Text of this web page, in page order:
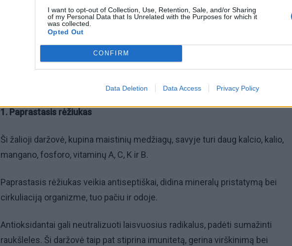
I want to opt-out of Collection, Use, Retention, Sale, and/or Sharing
of my Personal Data that Is Unrelated with the Purposes for which it
was collected.
Opted Out
CONFIRM
Data Deletion Data Access Privacy Policy
Negrįžo iš Jūros šventės: artimieji laukė dvi savaites
Pelių ir žiurkių baubas: kas graužikus gąsdina labiau nei
nuodai
1. Paprastasis rėžiukas
Ši žalioji daržovė, kupina maistinių medžiagų, savyje turi daug kalcio, kalio,
mangano, fosforo, vitaminų A, C, K ir B.
Paprastasis rėžiukas veikia antiseptiškai, didina mineralų pristatymą bei
cirkuliaciją organizme, tuo pačiu ir odoje.
Antioksidantai gali neutralizuoti laisvuosius radikalus, padėti sumažinti
raukšleles. Ši daržovė taip pat stiprina imunitetą, gerina virškinimą bei